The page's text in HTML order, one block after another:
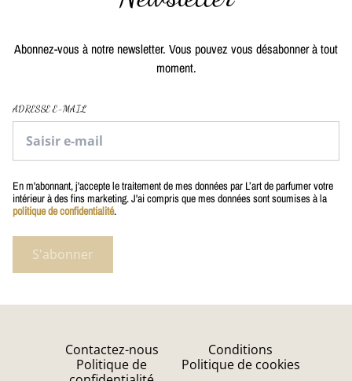
Abonnez-vous à notre newsletter. Vous pouvez vous désabonner à tout
moment.
ADRESSE E-MAIL
En m'abonnant, j'accepte le traitement de mes données par L’art de parfumer votre
intérieur à des fins marketing. J'ai compris que mes données sont soumises à la
politique de confidentialité.
S'abonner
Contactez-nous
Conditions
Politique de
Politique de cookies